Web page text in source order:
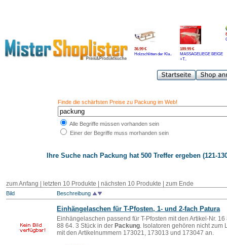
36.99 €
Holzschlitten der Kla..
189.99 €
MASSAGELIEGE BEIGE
+T..
Finde die schärfsten Preise zu Packung im Web!
Alle Begriffe müssen vorhanden sein
Einer der Begriffe muss morhanden sein
Ihre Suche nach Packung hat 500 Treffer ergeben (121-
zum Anfang letzten 10 Produkte nächsten 10 Produkte zum Ende
Bild Beschreibung
Einhängelaschen für T-Pfosten, 1- und 2-fach Patura
Einhängelaschen passend für T-Pfosten mit den Artikel-Nr.
88 64. 3 Stück in der Packung. Isolatoren gehören nicht zum
mit den Artikelnummern 173021, 173013 und 173047 an.